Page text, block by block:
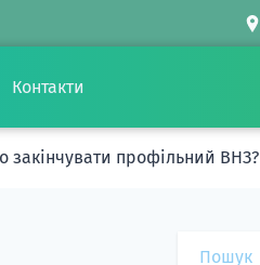
Контакти
закінчувати профільний ВНЗ?